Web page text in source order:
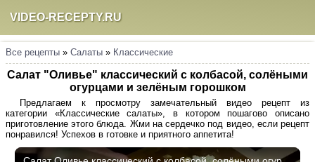
VIDEO-RECEPTY.RU
Все рецепты » Салаты » Классические
Салат "Оливье" классический с колбасой, солёными
огурцами и зелёным горошком
Предлагаем к просмотру замечательный видео рецепт из
категории «Классические салаты», в котором пошагово описано
приготовление этого блюда. Жми на сердечко под видео, если рецепт
понравился! Успехов в готовке и приятного аппетита!